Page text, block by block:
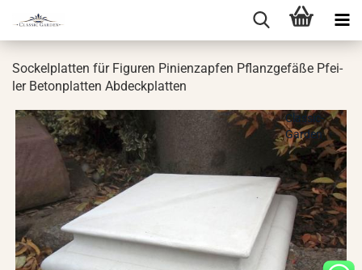
So­ckel­plat­ten für Fi­gu­ren Pi­ni­en­zap­fen Pflanz­ge­fä­ße Pfei­
ler Be­ton­plat­ten Ab­deck­plat­ten
Classic-
Garden